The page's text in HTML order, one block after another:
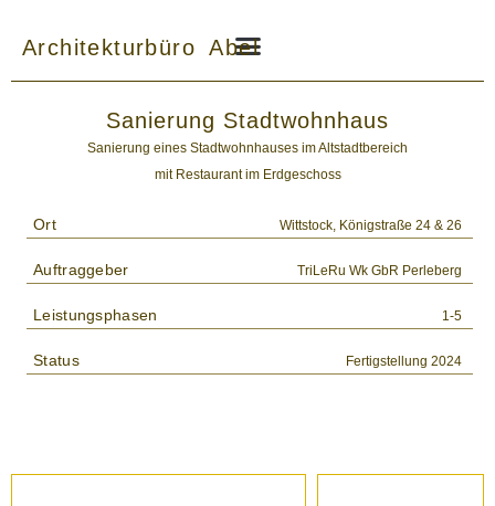
InhaltArchitekturbüro Abel
Sanierung Stadtwohnhaus
Sanierung eines Stadtwohnhauses im Altstadtbereich
mit Restaurant im Erdgeschoss
Ort Wittstock, Königstraße 24 & 26
Auftraggeber TriLeRu Wk GbR Perleberg
Leistungsphasen 1-5
Status Fertigstellung 2024